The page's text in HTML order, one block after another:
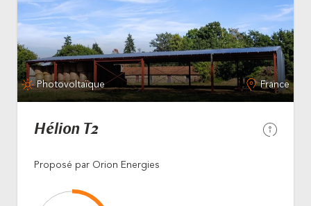
Photovoltaïque France
Hélion T2
Proposé par Orion Energies